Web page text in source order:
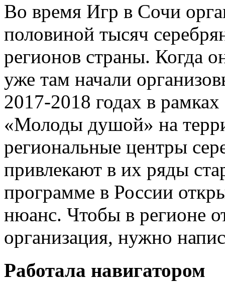
Во время Игр в Сочи
половиной тысяч
регионов страны. Когда
уже там начали
2017-2018 годах в
«Молоды душой» на
региональные центры
привлекают в их ряды
программе в России
нюанс. Чтобы в регионе
организация, нужно
Работала навигатором